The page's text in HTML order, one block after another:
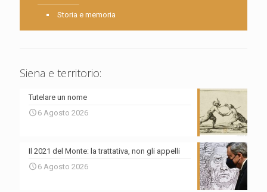
Storia e memoria
Siena e territorio:
Tutelare un nome
6 Agosto 2026
Il 2021 del Monte: la trattativa, non gli appelli
6 Agosto 2026